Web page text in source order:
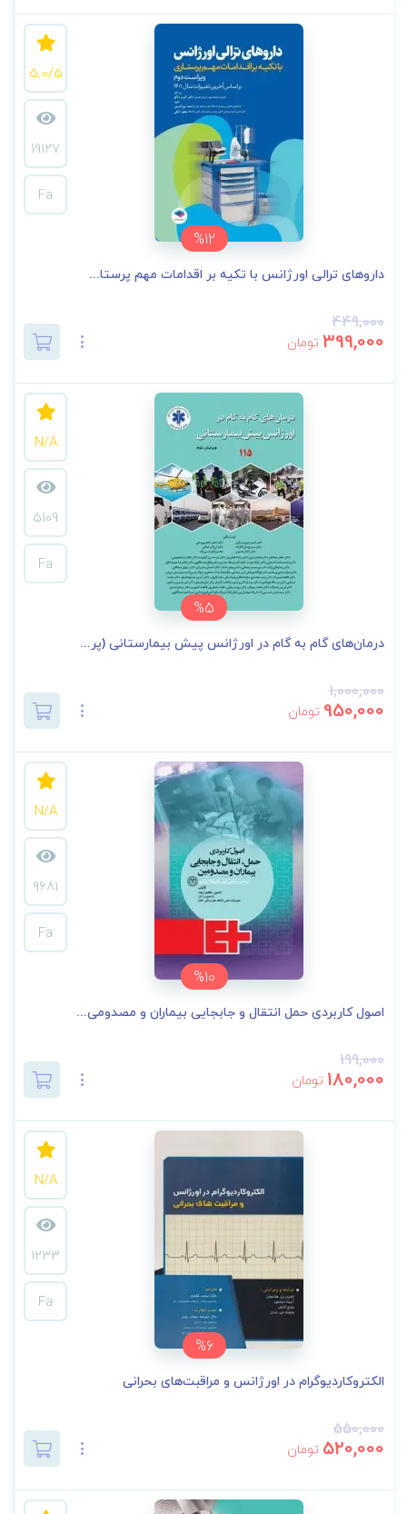
%12
5.0/5
19127
Fa
داروهای ترالی اورژانس با تکیه بر اقدامات مهم پرستا...
449,000
399,000 تومان
%5
N/A
5109
Fa
درمان‌های گام به گام در اورژانس پیش بیمارستانی (پر...
1,000,000
950,000 تومان
%10
N/A
9681
Fa
اصول کاربردی حمل انتقال و جابجایی بیماران و مصدومی...
199,000
180,000 تومان
%6
N/A
1233
Fa
الکتروکاردیوگرام در اورژانس و مراقبت‌های بحرانی
550,000
520,000 تومان